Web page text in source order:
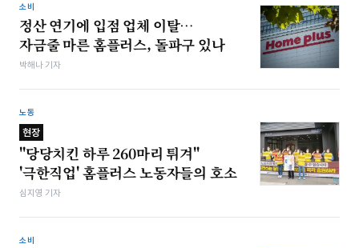
소비
정산 연기에 입점 업체 이탈…
자금줄 마른 홈플러스, 돌파구 있나
박해나 기자
노동
현장
"당당치킨 하루 260마리 튀겨"
'극한직업' 홈플러스 노동자들의 호소
심지영 기자
소비